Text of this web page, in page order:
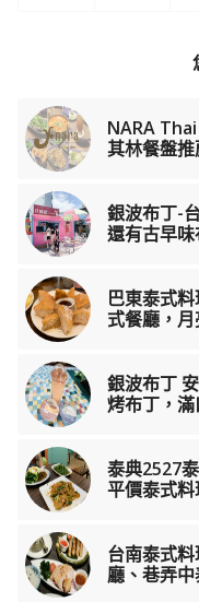
NARA
其林餐盤
銀波布丁-
還有古早味
巴東泰式
式餐廳，月
銀波布丁
烤布丁，滿
泰典2527
平價泰式料
台南泰式
廳、巷弄